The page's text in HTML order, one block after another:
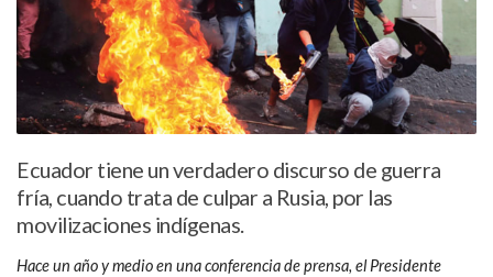
Ecuador tiene un verdadero discurso de guerra
fría, cuando trata de culpar a Rusia, por las
movilizaciones indígenas.
Hace un año y medio en una conferencia de prensa, el Presidente